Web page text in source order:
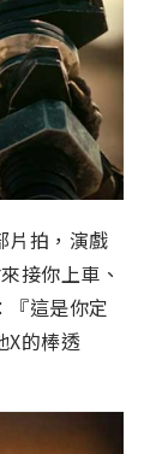
片拍，演戲
接你上車、
『這是你定
X的棒透